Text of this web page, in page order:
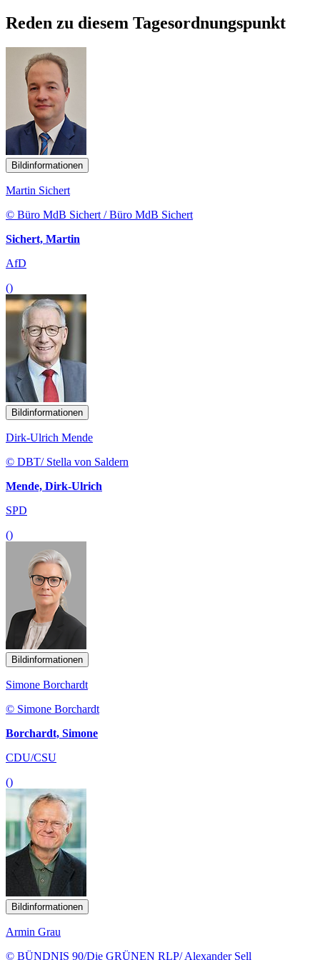
Reden zu diesem Tagesordnungspunkt
Bildinformationen
Martin Sichert
© Büro MdB Sichert / Büro MdB Sichert
Sichert, Martin
AfD
()
Bildinformationen
Dirk-Ulrich Mende
© DBT/ Stella von Saldern
Mende, Dirk-Ulrich
SPD
()
Bildinformationen
Simone Borchardt
© Simone Borchardt
Borchardt, Simone
CDU/CSU
()
Bildinformationen
Armin Grau
© BÜNDNIS 90/Die GRÜNEN RLP/ Alexander Sell